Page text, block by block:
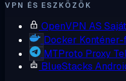
VPN ÉS ESZKÖZÖK
OpenVPN AS
Docker
MTProto Proxy
BlueStacks